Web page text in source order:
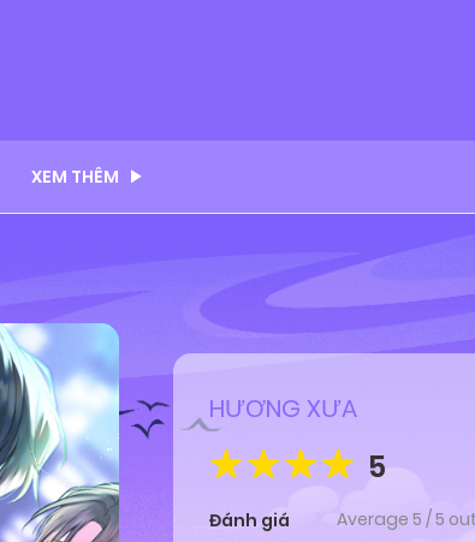
XEM THÊM
HƯƠNG XƯA
5
Đánh giá Average 5 /5